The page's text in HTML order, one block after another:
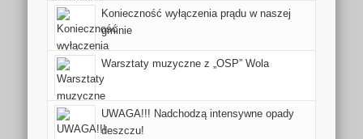
Konieczność wyłączenia prądu w naszej
gminie
Warsztaty muzyczne z „OSP” Wola
UWAGA!!! Nadchodzą intensywne opady
deszczu!